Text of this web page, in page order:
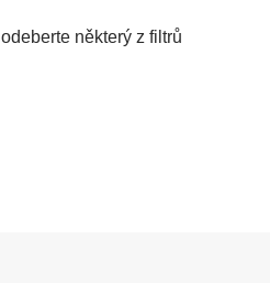
některý z filtrů